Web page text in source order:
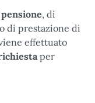
pensione, di
o di prestazione di
effettuato
per